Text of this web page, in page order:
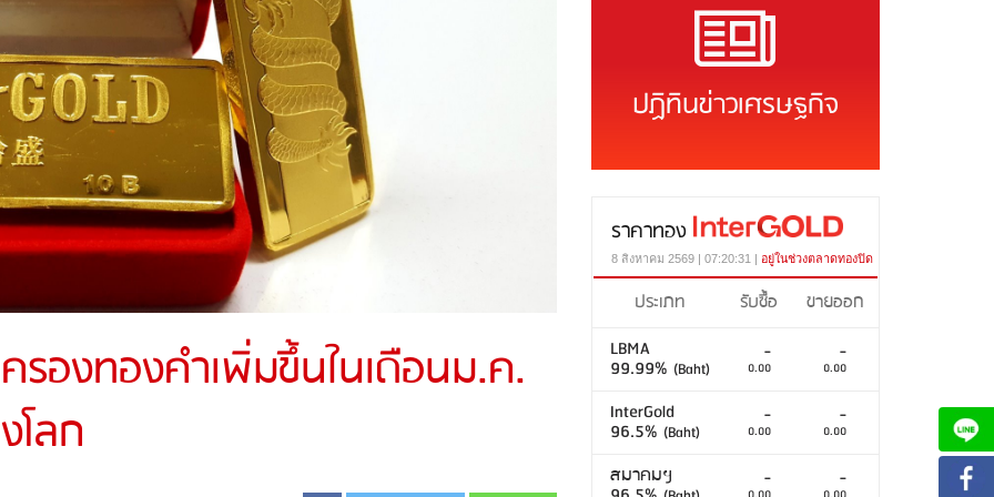
รองทองคำเพิ่มขึ้นในเดือนม.ค.
ลก
ปฏิทินข่าวเศรษฐกิจ
ราคาทอง
8 สิงหาคม 2569 | 07:20:31 | อยู่ในช่วงตลาดทองปิด
ประเภท รับซื้อ
ขายออก
LBMA
99.99% (Baht)
-
0.00
-
0.00
InterGold
96.5% (Baht)
-
0.00
-
0.00
สมาคมฯ - -